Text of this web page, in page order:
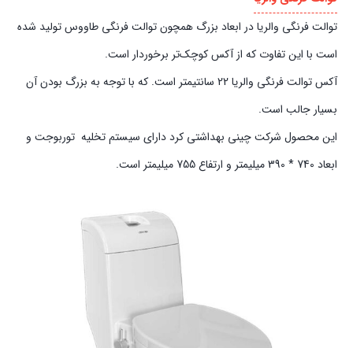
توالت فرنگی والریا در ابعاد بزرگ همچون توالت فرنگی طاووس تولید شده
است با این تفاوت که از آکس کوچک‌تر برخوردار است.
آکس توالت فرنگی والریا 22 سانتیمتر است. که با توجه به بزرگ بودن آن
بسیار جالب است.
این محصول شرکت چینی بهداشتی کرد دارای سیستم تخلیه توربوجت و
ابعاد 740 * 390 میلیمتر و ارتفاع 755 میلیمتر است.